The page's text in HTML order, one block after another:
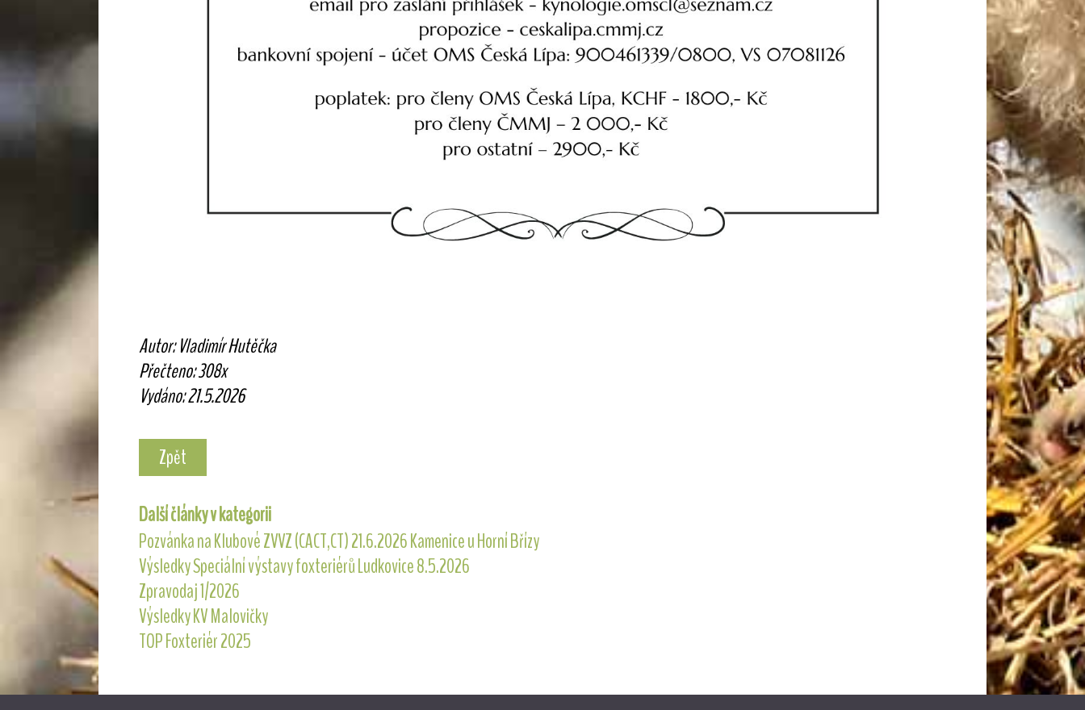
Autor: Vladimír Hutěčka
Přečteno: 308x
Vydáno: 21.5.2026
Zpět
Další články v kategorii
Pozvánka na Klubové ZVVZ (CACT,CT) 21.6.2026 Kamenice u Horní Břízy
Výsledky Speciální výstavy foxteriérů Ludkovice 8.5.2026
Zpravodaj 1/2026
Výsledky KV Malovičky
TOP Foxteriér 2025